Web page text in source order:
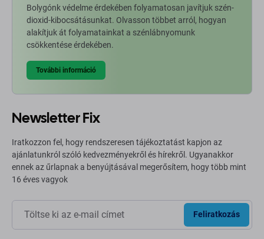
Bolygónk védelme érdekében folyamatosan javítjuk szén-
dioxid-kibocsátásunkat. Olvasson többet arról, hogyan
alakítjuk át folyamatainkat a szénlábnyomunk
csökkentése érdekében.
További információ
Newsletter Fix
Iratkozzon fel, hogy rendszeresen tájékoztatást kapjon az
ajánlatunkról szóló kedvezményekről és hírekről. Ugyanakkor
ennek az űrlapnak a benyújtásával megerősítem, hogy több mint
16 éves vagyok
Feliratkozás